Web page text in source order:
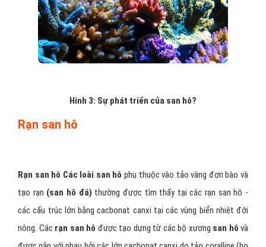
Hinh 3: Sự phát triển của san hô?
Rạn san hô
Rạn san hô Các loài san hô phụ thuộc vào tảo vàng đơn bào và
tạo rạn (san hô đá) thường được tìm thấy tại các rạn san hô -
các cấu trúc lớn bằng cacbonat canxi tại các vùng biển nhiệt đới
nông. Các rạn san hô được tạo dựng từ các bộ xương san hô và